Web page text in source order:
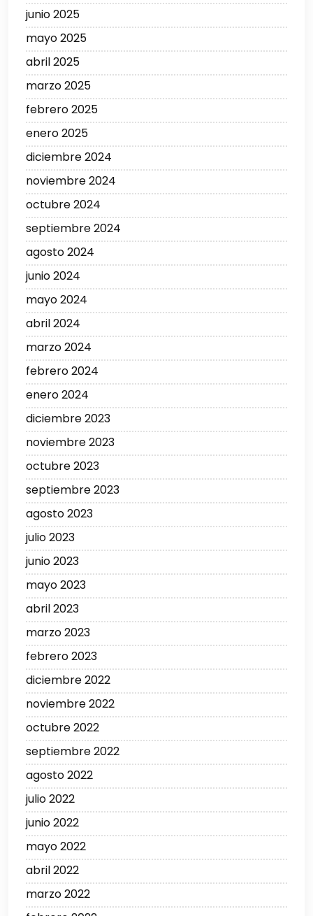
junio 2025
mayo 2025
abril 2025
marzo 2025
febrero 2025
enero 2025
diciembre 2024
noviembre 2024
octubre 2024
septiembre 2024
agosto 2024
junio 2024
mayo 2024
abril 2024
marzo 2024
febrero 2024
enero 2024
diciembre 2023
noviembre 2023
octubre 2023
septiembre 2023
agosto 2023
julio 2023
junio 2023
mayo 2023
abril 2023
marzo 2023
febrero 2023
diciembre 2022
noviembre 2022
octubre 2022
septiembre 2022
agosto 2022
julio 2022
junio 2022
mayo 2022
abril 2022
marzo 2022